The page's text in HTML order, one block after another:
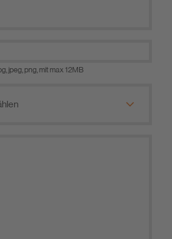
jpeg, png, mit max 12MB